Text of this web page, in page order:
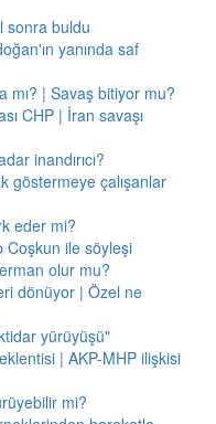
sonra buldu
yanında saf
mı? | Savaş bitiyor mu?
CHP | İran savaşı
inandırıcı?
göstermeye çalışanlar
eder mi?
Coşkun ile söyleşi
olur mu?
dönüyor | Özel ne
yürüyüşü"
| AKP-MHP ilişkisi
mi?